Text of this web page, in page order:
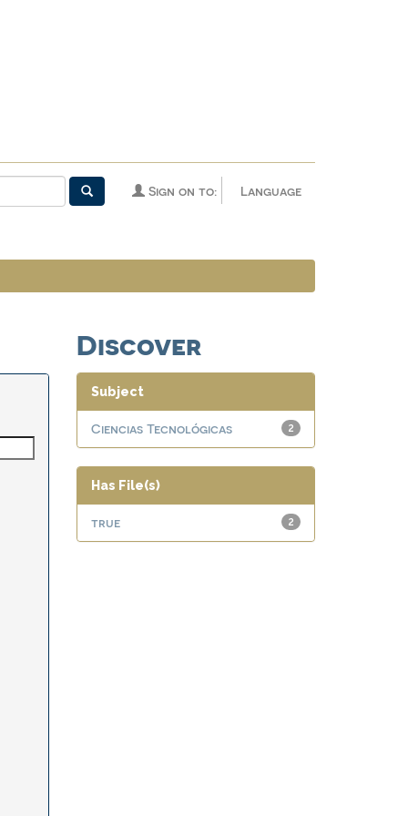
Language
Sign on to:
Discover
Subject
2
Ciencias Tecnológicas
Has File(s)
2
true